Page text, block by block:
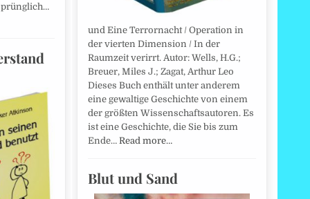
und Eine Terrornacht / Operation in
der vierten Dimension / In der
Raumzeit verirrt. Autor: Wells, H.G.;
Breuer, Miles J.; Zagat, Arthur Leo
Dieses Buch enthält unter anderem
eine gewaltige Geschichte von einem
der größten Wissenschaftsautoren. Es
ist eine Geschichte, die Sie bis zum
Ende… Read more…
Blut und Sand